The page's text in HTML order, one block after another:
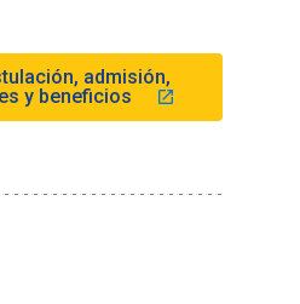
admisión,
y beneficios
launch